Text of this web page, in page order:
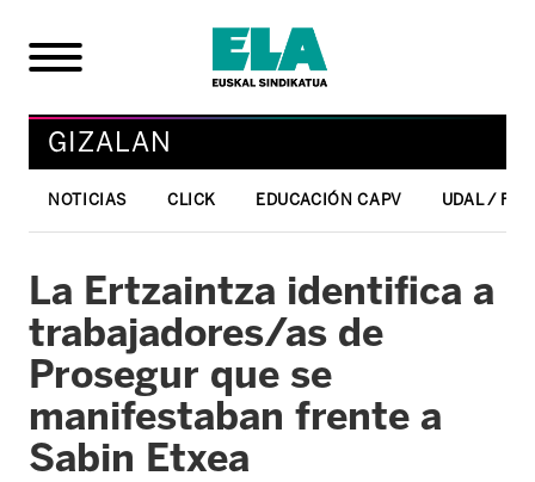
GIZALAN
NOTICIAS CLICK EDUCACIÓN CAPV UDAL /
La Ertzaintza identifica a
trabajadores/as de
Prosegur que se
manifestaban frente a
Sabin Etxea